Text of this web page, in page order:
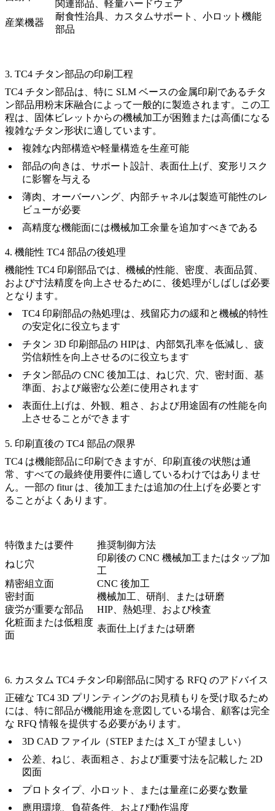
関連部品、軽量ハードウェア
産業機器
耐食性治具、カスタムサポート、小ロット機能
部品
3. TC4 チタン部品の印刷工程
TC4 チタン部品は、特に SLM ベースの金属印刷であるチタ
ン部品用粉末床融合によって一般的に製造されます。この工
程は、固体ビレットからの機械加工が困難または高価になる
複雑なチタン形状に適しています。
複雑な内部構造や軽量構造を生産可能
部品の向きは、サポート設計、表面仕上げ、変形リスク
に影響を与える
薄肉、オーバーハング、内部チャネルは製造可能性のレ
ビューが必要
高精度な機能面には機械加工余量を追加すべきである
4. 機能性 TC4 部品の後処理
機能性 TC4 印刷部品では、機械的性能、密度、表面品質、
および寸法精度を向上させるために、後処理がしばしば必要
となります。
TC4 印刷部品の熱処理は、残留応力の緩和と機械的特性
の安定化に役立ちます
チタン 3D 印刷部品の HIPは、内部気孔率を低減し、疲
労信頼性を向上させるのに役立ちます
チタン部品の CNC 後加工は、ねじ穴、穴、密封面、基
準面、および厳密な公差に使用されます
表面仕上げは、外観、粗さ、および用途固有の性能を向
上させることができます
5. 印刷直後の TC4 部品の限界
TC4 は機能部品に印刷できますが、印刷直後の状態は通
常、すべての最終使用要件に適しているわけではありませ
ん。一部の fitur は、後加工または追加の仕上げを必要とす
ることがよくあります。
特徴または要件
推奨制御方法
ねじ穴
印刷後の CNC 機械加工またはタップ加
工
精密組立面
CNC 後加工
密封面
機械加工、研削、または研磨
疲労が重要な部品
HIP、熱処理、および検査
化粧面または低粗度
面
表面仕上げまたは研磨
6. カスタム TC4 チタン印刷部品に関する RFQ のアドバイス
正確な TC4 3D プリンティングのお見積もりを受け取るため
には、特に部品が機能用途を意図している場合、顧客は完全
な RFQ 情報を提供する必要があります。
3D CAD ファイル（STEP または X_T が望ましい）
公差、ねじ、表面粗さ、および重要寸法を記載した 2D
図面
プロトタイプ、小ロット、または量産に必要な数量
應用環境、負荷条件、および動作温度